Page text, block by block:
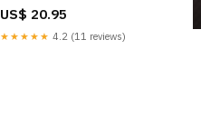
-800-1999-esi7313129
US$ 20.95
★★★★★ 4.2 (11 reviews)